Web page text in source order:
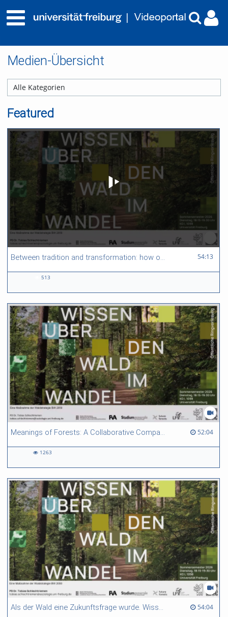
Medien-Übersicht
Featured
Between tradition and transformation: how owners, advisers and institutions co-create knowledge for resilient forests in Europe 54:13
54:13 duration
513
views
Meanings of Forests: A Collaborative Comparative Ethnography Between Indonesia and Germany 52:04
52:04 duration
1263
views
Als der Wald eine Zukunftsfrage wurde. Wissen, Prognosen und Emotionen in der Waldsterbensdebatte der 1980er 54:04
54:04 duration